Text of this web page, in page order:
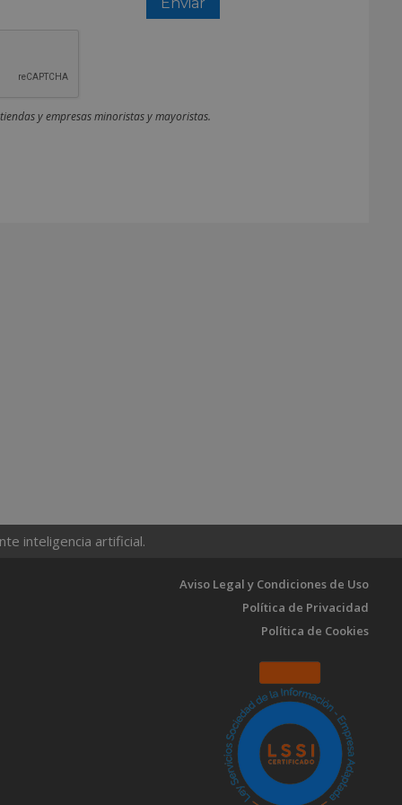
y empresas minoristas y mayoristas.
inteligencia artificial.
Aviso Legal y Condiciones de Uso
Política de Privacidad
Política de Cookies